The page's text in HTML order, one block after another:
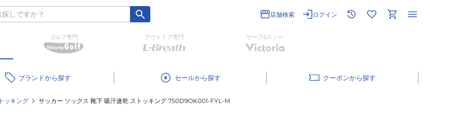
店舗検索 ログイン
ゴルフ専門 アウトドア専門 サーフ&スノー
ブランド セール クーポン
ッキング サッカー ソックス 靴下 吸汗速乾 ストッキング 750D9OK001-FYL-M